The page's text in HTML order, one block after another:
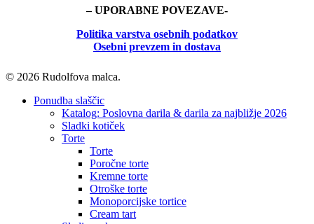
– UPORABNE POVEZAVE-
Politika varstva osebnih podatkov
Osebni prevzem in dostava
© 2026 Rudolfova malca.
Close
Ponudba slaščic
Katalog: Poslovna darila & darila za najbližje 2026
Sladki kotiček
Torte
Torte
Poročne torte
Kremne torte
Otroške torte
Monoporcijske tortice
Cream tart